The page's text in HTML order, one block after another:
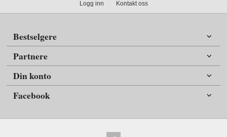
Logg inn Kontakt oss
Bestselgere
Partnere
Din konto
Facebook